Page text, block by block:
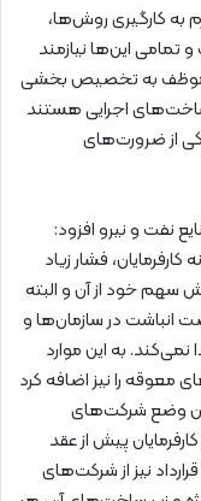
به کارگیری روش‌ها،
و تمامی این‌ها نیازمند
موظف به تخصیص بخشی
اجرایی هستند
از ضرورت‌های
نفت و نیرو افزود:
فشار زیاد
سهم خود از آن و البته
انباشت در سازمان‌ها و
به این موارد
معوقه را نیز اضافه کرد
وضع شرکت‌های
پیش از عقد
نیز از شرکت‌های